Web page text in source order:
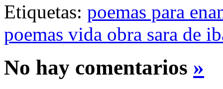
Etiquetas: poemas para
poemas vida obra sara de
No hay comentarios »